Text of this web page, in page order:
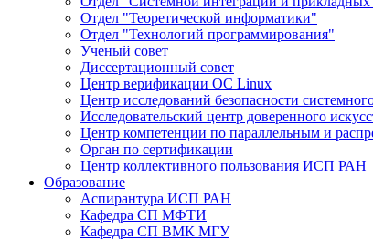
Отдел "Теоретической информатики"
Отдел "Технологий программирования"
Ученый совет
Диссертационный совет
Центр верификации ОС Linux
Центр исследований безопасности
Исследовательский центр доверенного
Центр компетенции по параллельным и
Орган по сертификации
Центр коллективного пользования ИСП РАН
Образование
Аспирантура ИСП РАН
Кафедра СП МФТИ
Кафедра СП ВМК МГУ